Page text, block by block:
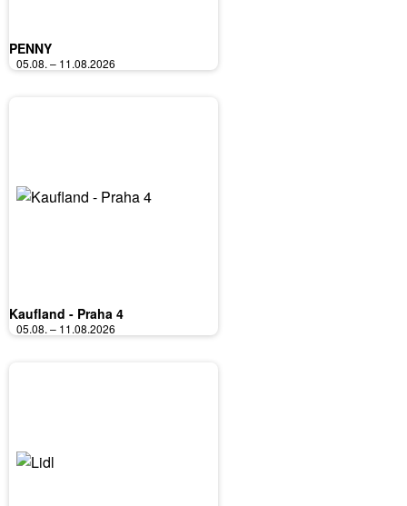
PENNY
05.08. – 11.08.2026
Kaufland - Praha 4
05.08. – 11.08.2026